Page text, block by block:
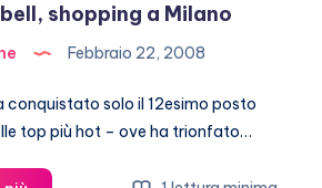
shopping a Milano
Febbraio 22, 2008
solo il 12esimo posto
top più hot – ove ha trionfato…